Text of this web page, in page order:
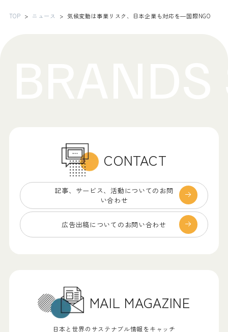
TOP ニュース 気候変動は事業リスク、日本企業も対応を―国際NGO
CONTACT
記事、サービス、 活動についてのお問
い合わせ
広告出稿についての お問い合わせ
MAIL MAGAZINE
日本と世界のサステナブル情報をキャッチ